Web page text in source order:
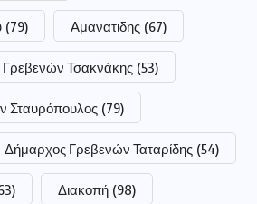
(79) Αμανατιδης (67)
Γρεβενών Τσακνάκης (53)
Σταυρόπουλος (79)
Δήμαρχος Γρεβενών Ταταρίδης (54)
Διακοπή (98)